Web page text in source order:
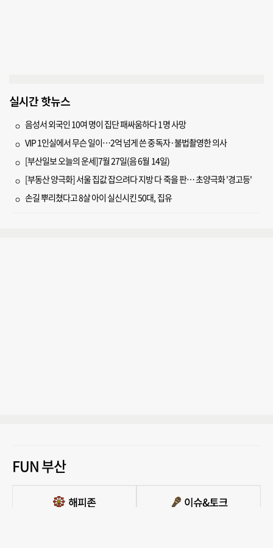
실시간 핫뉴스
음성서 외국인 10여 명이 집단 패싸움하다 1명 사망
VIP 1인실에서 무슨 일이…2억 넘게 쓴 중독자·불법촬영한 의사
[부산일보 오늘의 운세]7월 27일(음 6월 14일)
[부동산 양극화] 서울 집값 잡으려다 지방 다 죽을 판… 초양극화 '경고등'
손길 뿌리쳤다고 8살 아이 실신시킨 50대, 집유
FUN 부산